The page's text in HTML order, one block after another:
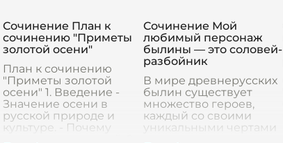
Сочинение План к
сочинению "Приметы
золотой осени"
План к сочинению
"Приметы золотой
осени" 1. Введение -
Значение осени в
русской природе и
культуре. - Почему
Сочинение Мой
любимый персонаж
былины — это соловей-
разбойник
В мире древнерусских
былин существует
множество героев,
каждый со своими
уникальными чертами